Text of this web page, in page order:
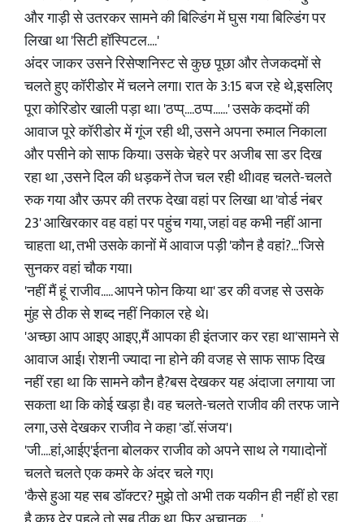
और गाड़ी से उतरकर सामने की बिल्डिंग में घुस गया बिल्डिंग पर
लिखा था 'सिटी हॉस्पिटल....'
अंदर जाकर उसने रिसेप्शनिस्ट से कुछ पूछा और तेजकदमों से
चलते हुए कॉरीडोर में चलने लगा। रात के 3:15 बज रहे थे,इसलिए
पूरा कोरिडोर खाली पड़ा था। 'ठप्प्....ठप्प......' उसके कदमों की
आवाज पूरे कॉरीडोर में गूंज रही थी, उसने अपना रुमाल निकाला
और पसीने को साफ किया। उसके चेहरे पर अजीब सा डर दिख
रहा था ,उसने दिल की धड़कनें तेज चल रही थी।वह चलते-चलते
रुक गया और ऊपर की तरफ देखा वहां पर लिखा था 'वोर्ड नंबर
23' आखिरकार वह वहां पर पहुंच गया, जहां वह कभी नहीं आना
चाहता था, तभी उसके कानों में आवाज पड़ी 'कौन है वहां?...'जिसे
सुनकर वहां चौक गया।
'नहीं मैं हूं राजीव..... आपने फोन किया था' डर की वजह से उसके
मुंह से ठीक से शब्द नहीं निकाल रहे थे।
'अच्छा आप आइए आइए,मैं आपका ही इंतजार कर रहा था'सामने से
आवाज आई। रोशनी ज्यादा ना होने की वजह से साफ साफ दिख
नहीं रहा था कि सामने कौन है?बस देखकर यह अंदाजा लगाया जा
सकता था कि कोई खड़ा है। वह चलते-चलते राजीव की तरफ जाने
लगा, उसे देखकर राजीव ने कहा 'डॉ. संजय'।
'जी....हां,आईए'ईतना बोलकर राजीव को अपने साथ ले गया।दोनों
चलते चलते एक कमरे के अंदर चले गए।
'कैसे हुआ यह सब डॉक्टर? मुझे तो अभी तक यकीन ही नहीं हो रहा